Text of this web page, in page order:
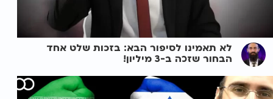
לא תאמינו לסיפור הבא: בזכות שלט אחד
הבחור שזכה ב-3 מיליון!